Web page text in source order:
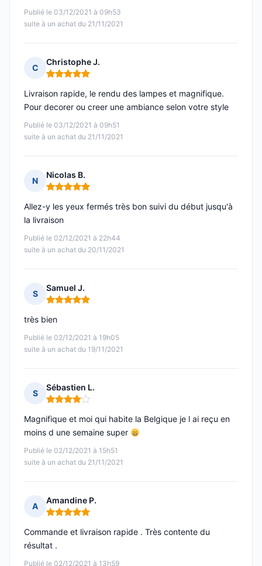
Publié le 03/12/2021 à 09h53
suite à un achat du 21/11/2021
C
Christophe J.
Note : 5 sur 5
Publié le 03/12/2021 à 09h51
suite à un achat du 21/11/2021
Livraison rapide, le rendu des lampes et magnifique.
Pour decorer ou creer une ambiance selon votre style
N
Nicolas B.
Note : 5 sur 5
Publié le 02/12/2021 à 22h44
suite à un achat du 20/11/2021
Allez-y les yeux fermés très bon suivi du début jusqu'à
la livraison
S
Samuel J.
Note : 5 sur 5
Publié le 02/12/2021 à 19h05
suite à un achat du 19/11/2021
très bien
S
Sébastien L.
Note : 4 sur 5
Publié le 02/12/2021 à 15h51
suite à un achat du 21/11/2021
Magnifique et moi qui habite la Belgique je l ai reçu en
moins d une semaine super
A
Amandine P.
Note : 5 sur 5
Publié le 02/12/2021 à 13h59
Commande et livraison rapide . Très contente du
résultat .